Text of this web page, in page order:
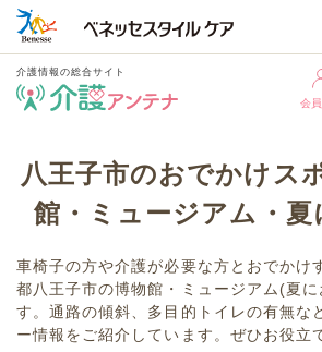
介護情報の総合サイト
会
会
八王子市のおでかけス
館・ミュージアム・夏
車椅子の方や介護が必要な方とおでかけ
都八王子市の博物館・ミュージアム(夏
す。通路の傾斜、多目的トイレの有無な
ー情報をご紹介しています。ぜひお役立